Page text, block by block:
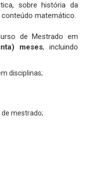
sobre história da
matemático.
de Mestrado em
meses, incluindo
disciplinas;
mestrado;